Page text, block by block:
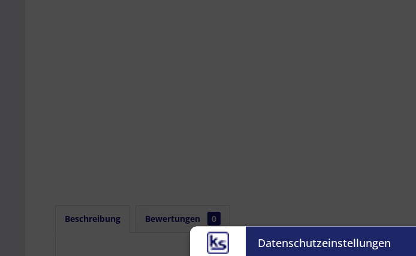
Beschreibung Bewertungen 0
Datenschutzeinstellungen